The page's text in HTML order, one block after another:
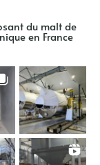
du malt de
en France